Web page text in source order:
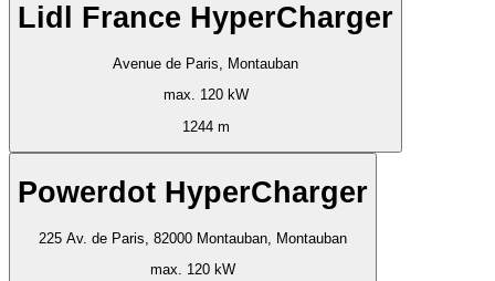
Lidl France HyperCharger
Avenue de Paris, Montauban
max. 120 kW
1244 m
Powerdot HyperCharger
225 Av. de Paris, 82000 Montauban, Montauban
max. 120 kW